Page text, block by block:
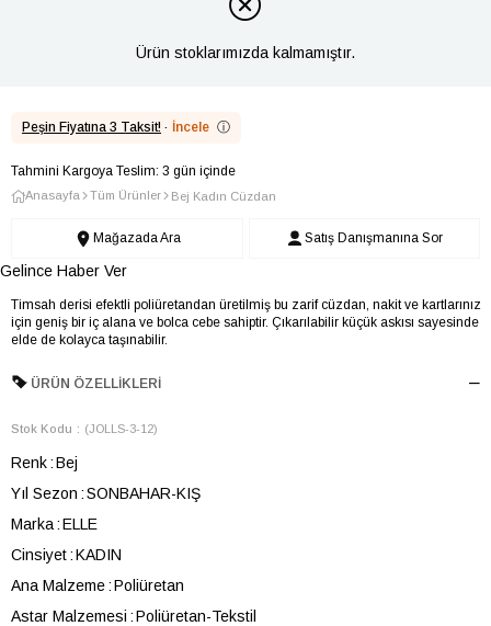
Ürün stoklarımızda kalmamıştır.
Peşin Fiyatına 3 Taksit! · İncele ⓘ
Tahmini Kargoya Teslim: 3 gün içinde
Anasayfa Tüm Ürünler Bej Kadın Cüzdan
Mağazada Ara Satış Danışmanına Sor
Gelince Haber Ver
Timsah derisi efektli poliüretandan üretilmiş bu zarif cüzdan, nakit ve kartlarınız
için geniş bir iç alana ve bolca cebe sahiptir. Çıkarılabilir küçük askısı sayesinde
elde de kolayca taşınabilir.
ÜRÜN ÖZELLIKLERI
Stok Kodu (JOLLS-3-12)
Renk Bej
Yıl Sezon SONBAHAR-KIŞ
Marka ELLE
Cinsiyet KADIN
Ana Malzeme Poliüretan
Astar Malzemesi Poliüretan-Tekstil